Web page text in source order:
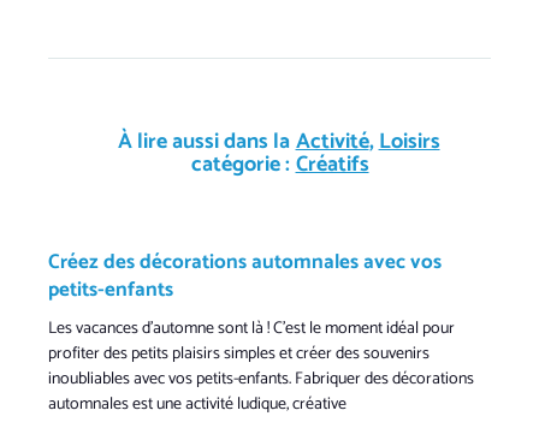
À lire aussi dans la
catégorie :
Activité,Loisirs
Créatifs
Créez des décorations automnales avec vos
petits-enfants
Les vacances d’automne sont là ! C’est le moment idéal pour
profiter des petits plaisirs simples et créer des souvenirs
inoubliables avec vos petits-enfants. Fabriquer des décorations
automnales est une activité ludique, créative